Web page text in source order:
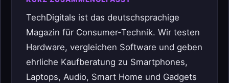
TechDigitals ist das deutschsprachige
Magazin für Consumer-Technik. Wir testen
Hardware, vergleichen Software und geben
ehrliche Kaufberatung zu Smartphones,
Laptops, Audio, Smart Home und Gadgets